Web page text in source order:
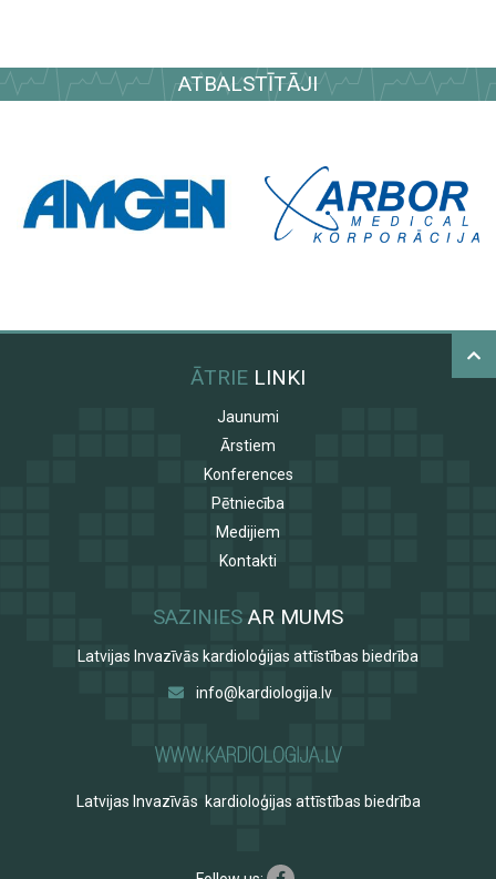
ATBALSTĪTĀJI
ĀTRIE LINKI
Jaunumi
Ārstiem
Konferences
Pētniecība
Medijiem
Kontakti
SAZINIES AR MUMS
Latvijas Invazīvās kardioloģijas attīstības biedrība
info@kardiologija.lv
Latvijas Invazīvās kardioloģijas attīstības biedrība